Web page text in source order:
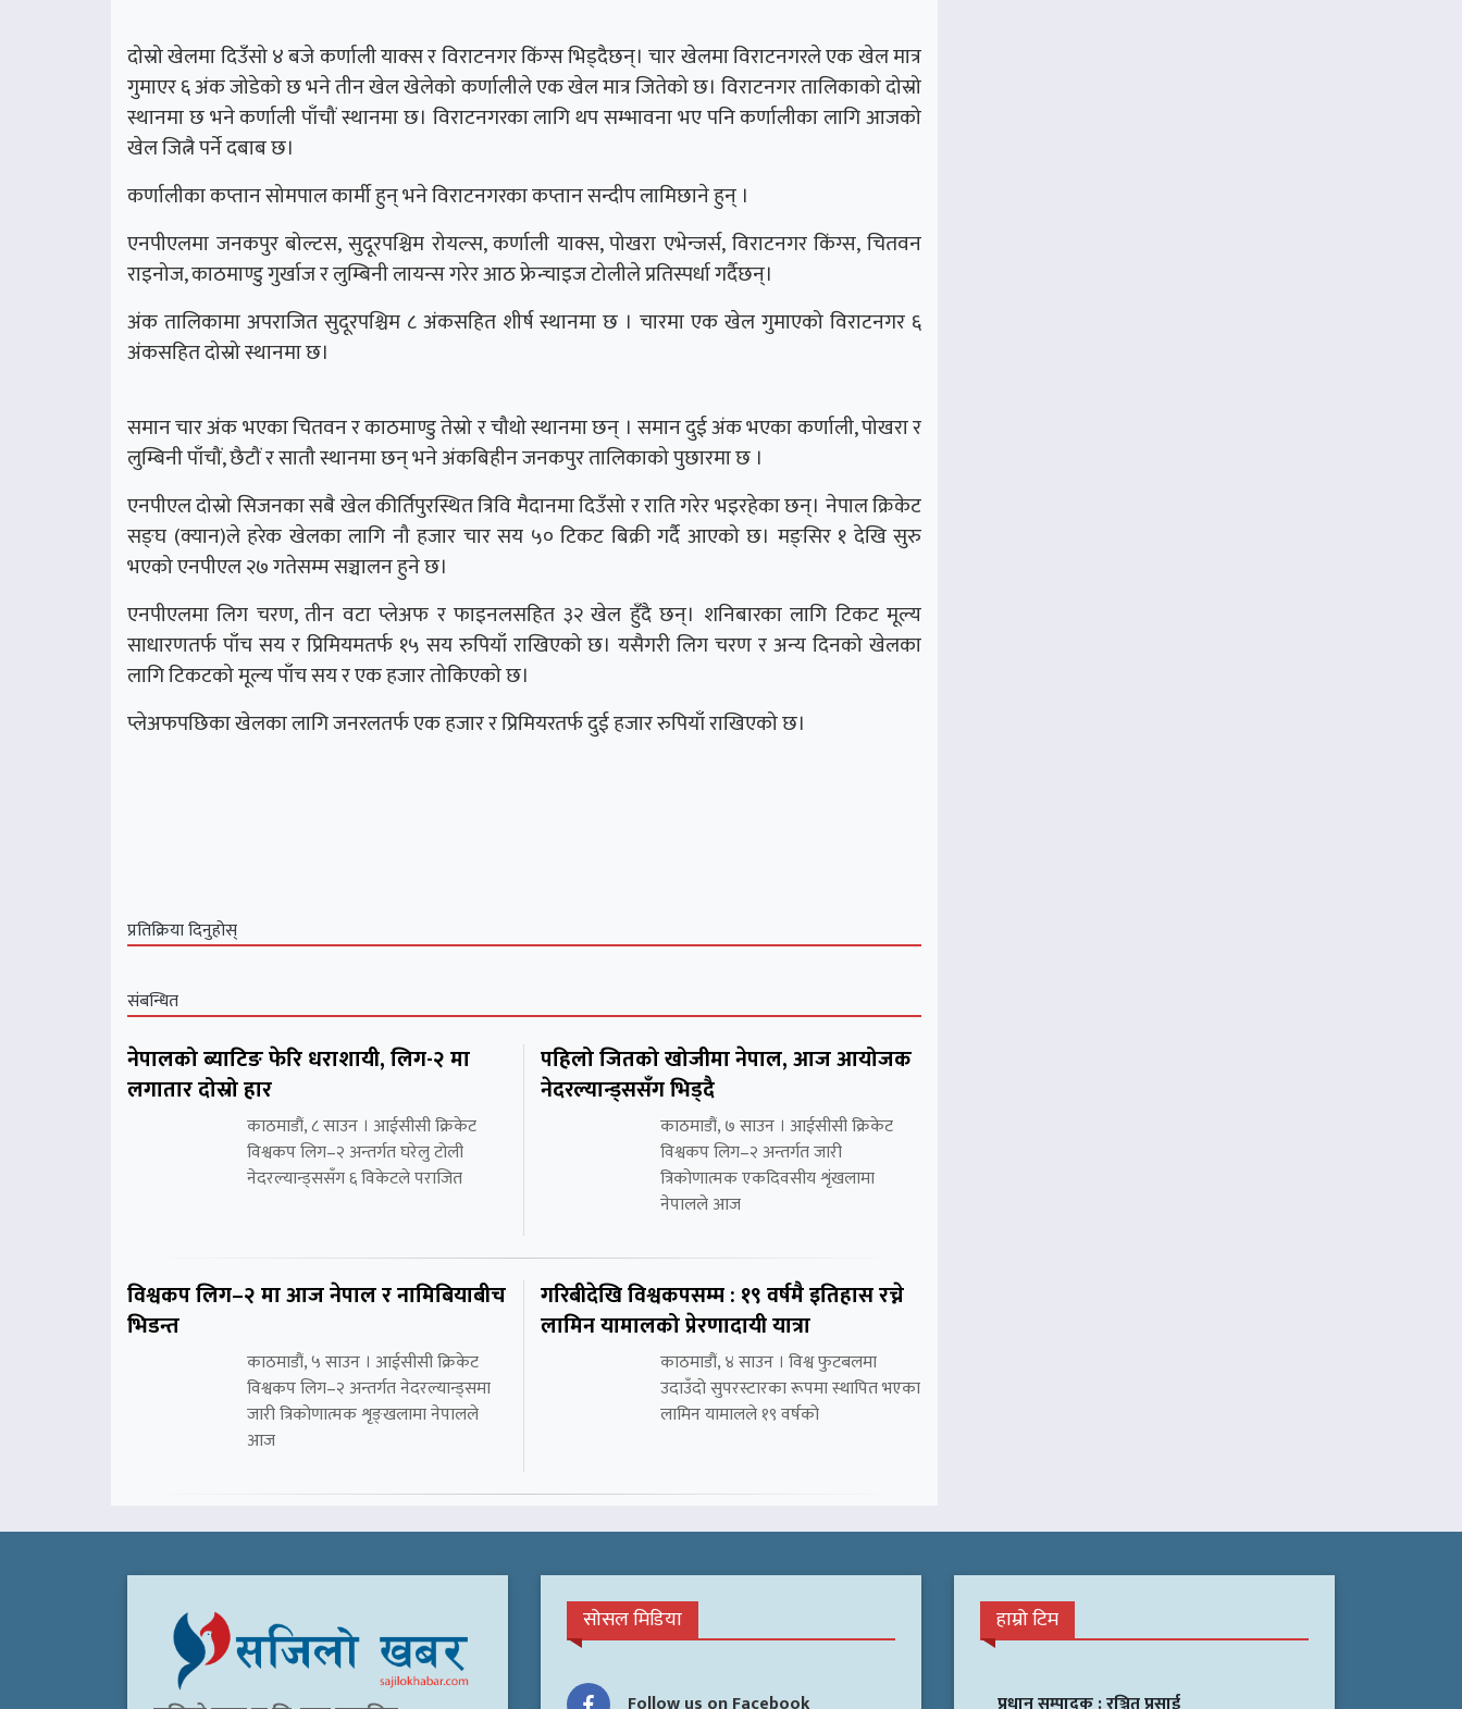
दोस्रो खेलमा दिउँसो ४ बजे कर्णाली याक्स र विराटनगर किंग्स भिड्दैछन्। चार खेलमा विराटनगरले एक खेल मात्र
गुमाएर ६ अंक जोडेको छ भने तीन खेल खेलेको कर्णालीले एक खेल मात्र जितेको छ। विराटनगर तालिकाको दोस्रो
स्थानमा छ भने कर्णाली पाँचौं स्थानमा छ। विराटनगरका लागि थप सम्भावना भए पनि कर्णालीका लागि आजको
खेल जित्नै पर्ने दबाब छ।
कर्णालीका कप्तान सोमपाल कार्मी हुन् भने विराटनगरका कप्तान सन्दीप लामिछाने हुन् ।
एनपीएलमा जनकपुर बोल्टस, सुदूरपश्चिम रोयल्स, कर्णाली याक्स, पोखरा एभेन्जर्स, विराटनगर किंग्स, चितवन
राइनोज, काठमाण्डु गुर्खाज र लुम्बिनी लायन्स गरेर आठ फ्रेन्चाइज टोलीले प्रतिस्पर्धा गर्दैछन्।
अंक तालिकामा अपराजित सुदूरपश्चिम ८ अंकसहित शीर्ष स्थानमा छ । चारमा एक खेल गुमाएको विराटनगर ६
अंकसहित दोस्रो स्थानमा छ।
समान चार अंक भएका चितवन र काठमाण्डु तेस्रो र चौथो स्थानमा छन् । समान दुई अंक भएका कर्णाली, पोखरा र
लुम्बिनी पाँचौं, छैटौं र सातौ स्थानमा छन् भने अंकबिहीन जनकपुर तालिकाको पुछारमा छ ।
एनपीएल दोस्रो सिजनका सबै खेल कीर्तिपुरस्थित त्रिवि मैदानमा दिउँसो र राति गरेर भइरहेका छन्। नेपाल क्रिकेट
सङ्घ (क्यान)ले हरेक खेलका लागि नौ हजार चार सय ५० टिकट बिक्री गर्दै आएको छ। मङ्सिर १ देखि सुरु
भएको एनपीएल २७ गतेसम्म सञ्चालन हुने छ।
एनपीएलमा लिग चरण, तीन वटा प्लेअफ र फाइनलसहित ३२ खेल हुँदै छन्। शनिबारका लागि टिकट मूल्य
साधारणतर्फ पाँच सय र प्रिमियमतर्फ १५ सय रुपियाँ राखिएको छ। यसैगरी लिग चरण र अन्य दिनको खेलका
लागि टिकटको मूल्य पाँच सय र एक हजार तोकिएको छ।
प्लेअफपछिका खेलका लागि जनरलतर्फ एक हजार र प्रिमियरतर्फ दुई हजार रुपियाँ राखिएको छ।
प्रतिक्रिया दिनुहोस्
संबन्धित
नेपालको ब्याटिङ फेरि धराशायी, लिग-२ मा
लगातार दोस्रो हार
काठमाडौं, ८ साउन । आईसीसी क्रिकेट
विश्वकप लिग–२ अन्तर्गत घरेलु टोली
नेदरल्यान्ड्ससँग ६ विकेटले पराजित
पहिलो जितको खोजीमा नेपाल, आज आयोजक
नेदरल्यान्ड्ससँग भिड्दै
काठमाडौं, ७ साउन । आईसीसी क्रिकेट
विश्वकप लिग–२ अन्तर्गत जारी
त्रिकोणात्मक एकदिवसीय शृंखलामा
नेपालले आज
विश्वकप लिग–२ मा आज नेपाल र नामिबियाबीच
भिडन्त
काठमाडौं, ५ साउन । आईसीसी क्रिकेट
विश्वकप लिग–२ अन्तर्गत नेदरल्यान्ड्समा
जारी त्रिकोणात्मक शृङ्खलामा नेपालले
आज
गरिबीदेखि विश्वकपसम्म : १९ वर्षमै इतिहास रच्ने
लामिन यामालको प्रेरणादायी यात्रा
काठमाडौं, ४ साउन । विश्व फुटबलमा
उदाउँदो सुपरस्टारका रूपमा स्थापित भएका
लामिन यामालले १९ वर्षको
सोसल मिडिया हाम्रो टिम